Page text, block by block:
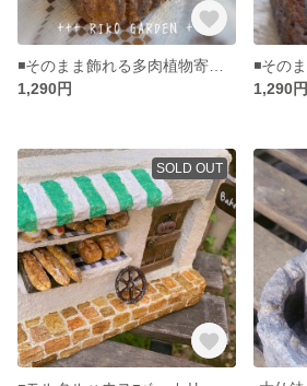
1,290円
1,290円
SOLD OUT